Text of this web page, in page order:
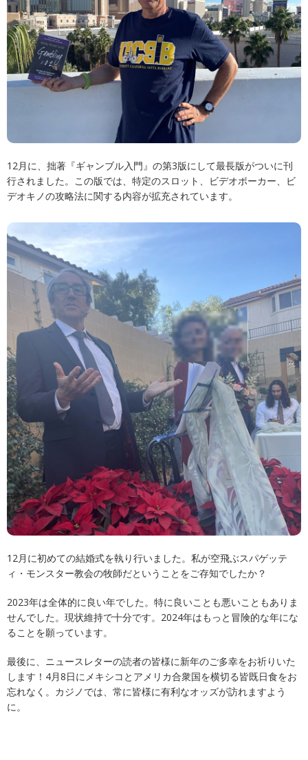
12月に、拙著『ギャンブル入門』の第3版にして最長版がついに刊
行されました。この版では、特定のスロット、ビデオポーカー、ビ
デオキノの攻略法に関する内容が拡充されています。
12月に初めての結婚式を執り行いました。私が空飛ぶスパゲッテ
ィ・モンスター教会の牧師だということをご存知でしたか？
2023年は全体的に良い年でした。特に良いことも悪いこともありま
せんでした。現状維持で十分です。2024年はもっと冒険的な年にな
ることを願っています。
最後に、ニュースレターの読者の皆様に新年のご多幸をお祈りいた
します！4月8日にメキシコとアメリカ合衆国を横切る皆既日食をお
忘れなく。カジノでは、常に皆様に有利なオッズが訪れますよう
に。